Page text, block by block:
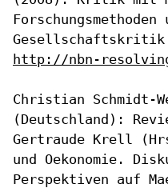
Forschungsmethoden
Gesellschaftskritik
http://nbn-
Christian Schmidt-
(Deutschland):
Gertraude Krell
und Oekonomie.
Perspektiven auf